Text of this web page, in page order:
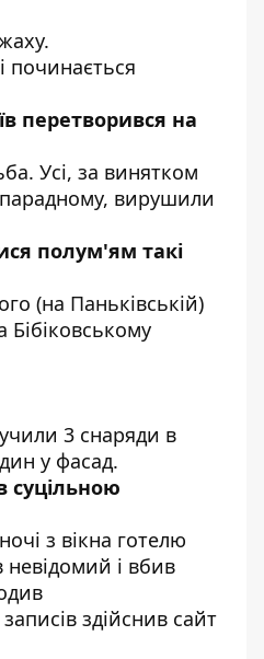
починається
перетворився на
Усі, за винятком
вирушили
полум'ям такі
(на Паньківській)
Бібіковському
3 снаряди в
у фасад.
суцільною
з вікна готелю
і вбив
здійснив сайт